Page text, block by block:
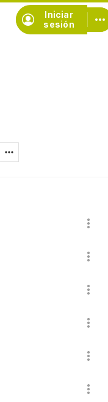
Iniciar
sesión